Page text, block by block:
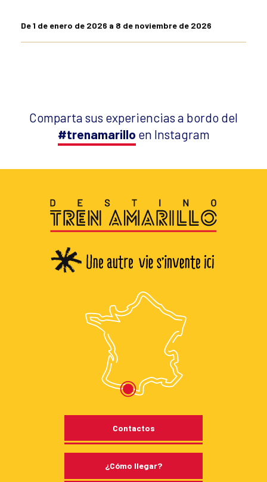
De 1 de enero de 2026 a 8 de noviembre de 2026
Comparta sus experiencias a bordo del
#trenamarillo en Instagram
Contactos
¿Cómo llegar?